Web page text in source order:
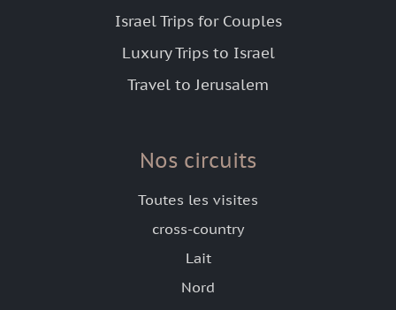
Israel Trips for Couples
Luxury Trips to Israel
Travel to Jerusalem
Nos circuits
Toutes les visites
cross-country
Lait
Nord